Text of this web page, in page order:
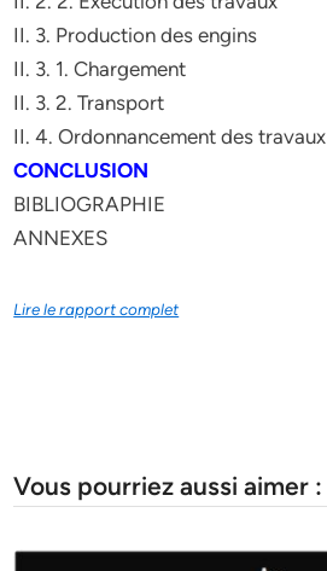
II. 3. Production des engins
II. 3. 1. Chargement
II. 3. 2. Transport
II. 4. Ordonnancement des travaux
CONCLUSION
BIBLIOGRAPHIE
ANNEXES
Lire le rapport complet
Vous pourriez aussi aimer :